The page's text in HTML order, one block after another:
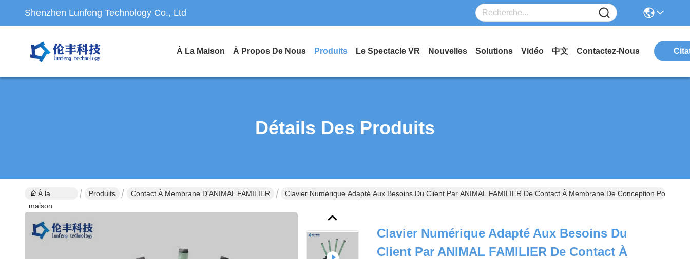
Shenzhen Lunfeng Technology Co., Ltd
À La Maison À Propos De Nous Produits Le Spectacle VR Nouvelles Solutions Vidéo 中文 Contactez-Nous
Détails Des Produits
À la
maison
Produits Contact À Membrane D'ANIMAL FAMILIER Clavier Numérique Adapté Aux Besoins Du Client Par ANIMAL FAMILIER De Contact À Membrane De Conception Pour Le
Clavier Numérique Adapté Aux Besoins Du
Client Par ANIMAL FAMILIER De Contact À